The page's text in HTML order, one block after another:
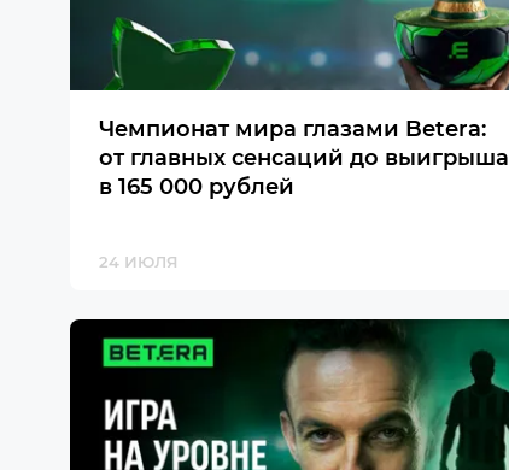
Чемпионат мира глазами Betera:
от главных сенсаций до выигрыша
в 165 000 рублей
24 ИЮЛЯ